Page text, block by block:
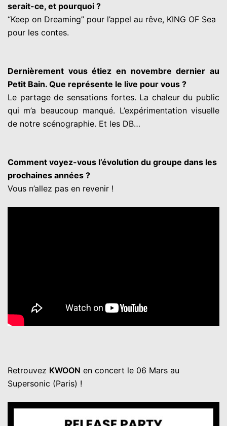
serait-ce, et pourquoi ?
“Keep on Dreaming” pour l’appel au rêve, KING OF Sea
pour les contes.
Dernièrement vous étiez en novembre dernier au
Petit Bain. Que représente le live pour vous ?
Le partage de sensations fortes. La chaleur du public
qui m’a beaucoup manqué. L’expérimentation visuelle
de notre scénographie. Et les DB…
Comment voyez-vous l’évolution du groupe dans les
prochaines années ?
Vous n’allez pas en revenir !
Retrouvez KWOON en concert le 06 Mars au
Supersonic (Paris) !